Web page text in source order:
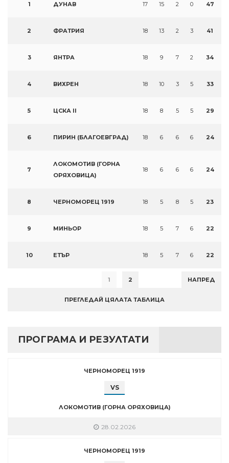
1 ДУНАВ 17 15 2 0 47
2 ФРАТРИЯ 18 13 2 3 41
3 ЯНТРА 18 9 7 2 34
4 ВИХРЕН 18 10 3 5 33
5 ЦСКА II 18 8 5 5 29
6 ПИРИН (БЛАГОЕВГРАД) 18 6 6 6 24
7
ЛОКОМОТИВ (ГОРНА
ОРЯХОВИЦА)
18 6 6 6 24
8 ЧЕРНОМОРЕЦ 1919 18 5 8 5 23
9 МИНЬОР 18 5 7 6 22
10 ЕТЪР 18 5 7 6 22
1 2 НАПРЕД
ПРЕГЛЕДАЙ ЦЯЛАТА ТАБЛИЦА
ПРОГРАМА И РЕЗУЛТАТИ
ЧЕРНОМОРЕЦ 1919
VS
ЛОКОМОТИВ (ГОРНА ОРЯХОВИЦА)
28.02.2026
ЧЕРНОМОРЕЦ 1919